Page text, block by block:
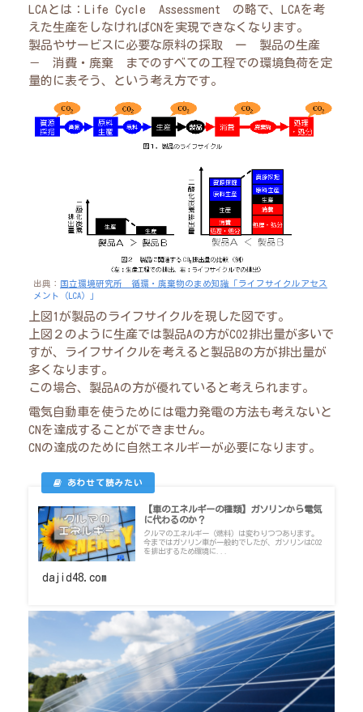
LCAとは：Life Cycle Assessment の略で、LCAを考
えた生産をしなければCNを実現できなくなります。
製品やサービスに必要な原料の採取 ー 製品の生産
－ 消費・廃棄 までのすべての工程での環境負荷を定
量的に表そう、という考え方です。
出典：
国立環境研究所 循環・廃棄物のまめ知識「ライフサイクルアセス
メント（LCA）」
上図1が製品のライフサイクルを現した図です。
上図２のように生産では製品Aの方がCO2排出量が多いで
すが、ライフサイクルを考えると製品Bの方が排出量が
多くなります。
この場合、製品Aの方が優れていると考えられます。
電気自動車を使うためには電力発電の方法も考えないと
CNを達成することができません。
CNの達成のために自然エネルギーが必要になります。
【車のエネルギーの種類】ガソリンから電気
に代わるのか？
クルマのエネルギー（燃料）は変わりつつあります。
今まではガソリン車が一般的でしたが、ガソリンはCO2
を排出するため環境に...
dajid48.com